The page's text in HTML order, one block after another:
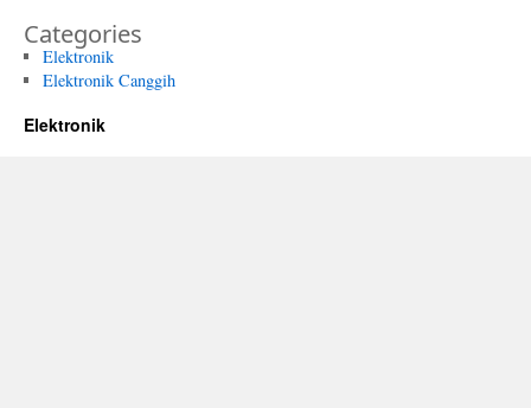
Categories
Elektronik
Elektronik Canggih
Elektronik